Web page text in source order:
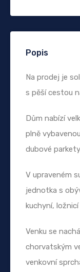
Popis
Na prodej je
s pěší cestou
Dům nabízí
plně
dubové
V upraveném
jednotka s
kuchyní, ložnicí
Venku se
chorvatským
venkovní